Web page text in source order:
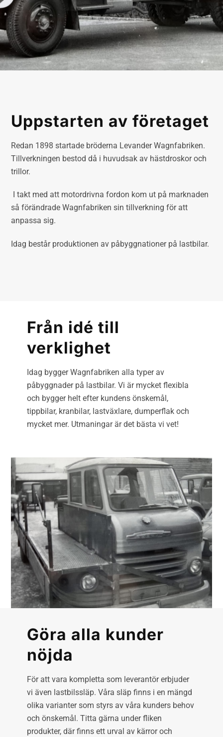
Uppstarten av företaget
Redan 1898 startade bröderna Levander Wagnfabriken.
Tillverkningen bestod då i huvudsak av hästdroskor och
trillor.
I takt med att motordrivna fordon kom ut på marknaden
så förändrade Wagnfabriken sin tillverkning för att
anpassa sig.
Idag består produktionen av påbyggnationer på lastbilar.
Från idé till
verklighet
Idag bygger Wagnfabriken alla typer av
påbyggnader på lastbilar. Vi är mycket flexibla
och bygger helt efter kundens önskemål,
tippbilar, kranbilar, lastväxlare, dumperflak och
mycket mer. Utmaningar är det bästa vi vet!
Göra alla kunder
nöjda
För att vara kompletta som leverantör erbjuder
vi även lastbilssläp. Våra släp finns i en mängd
olika varianter som styrs av våra kunders behov
och önskemål. Titta gärna under fliken
produkter, där finns ett urval av kärror och